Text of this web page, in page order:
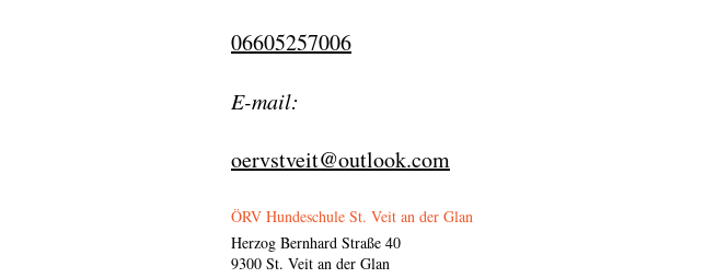
06605257006
​E-mail:
oervstveit@outlook.com
ÖRV Hundeschule St. Veit an der Glan
Herzog Bernhard Straße 40
9300 St. Veit an der Glan